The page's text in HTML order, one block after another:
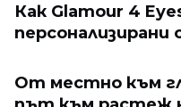
Как Glamour 4
персонализирани
От местно към